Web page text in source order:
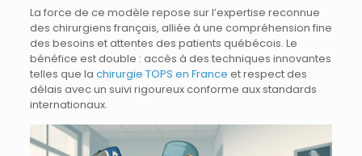
La force de ce modèle repose sur l’expertise reconnue
des chirurgiens français, alliée à une compréhension fine
des besoins et attentes des patients québécois. Le
bénéfice est double : accès à des techniques innovantes
telles que la chirurgie TOPS en France et respect des
délais avec un suivi rigoureux conforme aux standards
internationaux.